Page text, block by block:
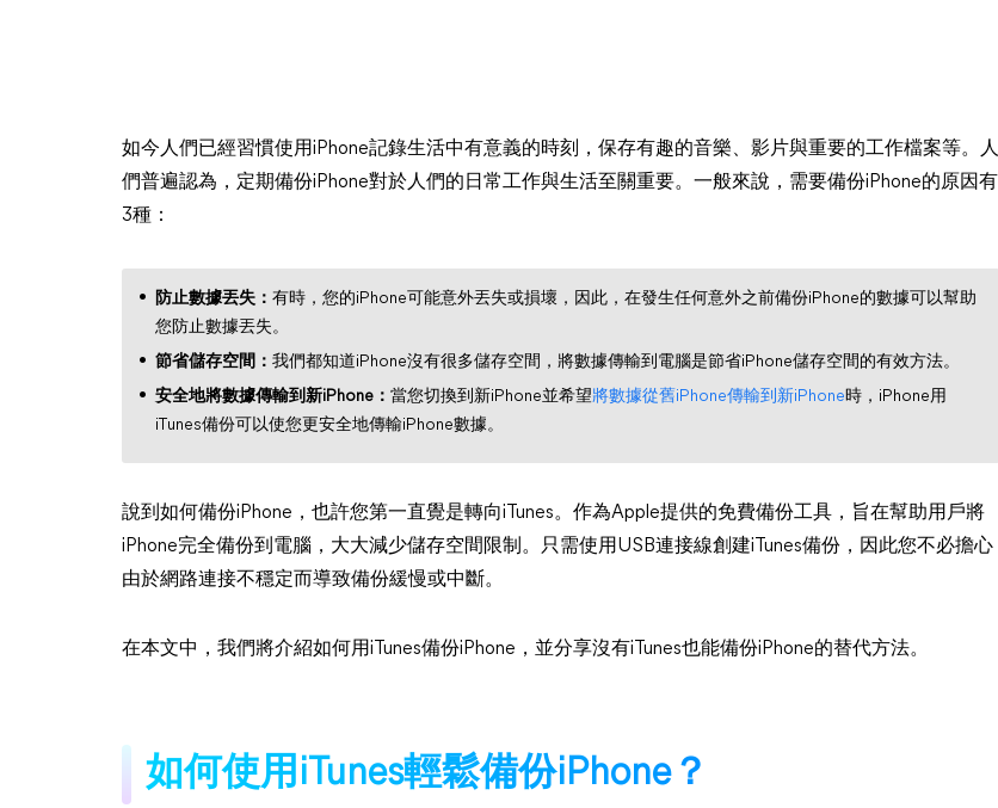
如今人們已經習慣使用iPhone記錄生活中有意義的時刻，保存有趣的音樂、影片與重要的工作檔案等。人
們普遍認為，定期備份iPhone對於人們的日常工作與生活至關重要。一般來說，需要備份iPhone的原因有
3種：
防止數據丟失： 有時，您的iPhone可能意外丟失或損壞，因此，在發生任何意外之前備份iPhone的數據可以幫助
您防止數據丟失。
節省儲存空間： 我們都知道iPhone沒有很多儲存空間，將數據傳輸到電腦是節省iPhone儲存空間的有效方法。
安全地將數據傳輸到新iPhone： 當您切換到新iPhone並希望將數據從舊iPhone傳輸到新iPhone時，iPhone用
iTunes備份可以使您更安全地傳輸iPhone數據。
說到如何備份iPhone，也許您第一直覺是轉向iTunes。作為Apple提供的免費備份工具，旨在幫助用戶將
iPhone完全備份到電腦，大大減少儲存空間限制。只需使用USB連接線創建iTunes備份，因此您不必擔心
由於網路連接不穩定而導致備份緩慢或中斷。
在本文中，我們將介紹如何用iTunes備份iPhone，並分享沒有iTunes也能備份iPhone的替代方法。
如何使用iTunes輕鬆備份iPhone？